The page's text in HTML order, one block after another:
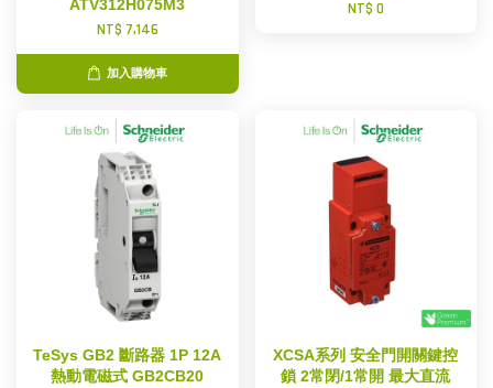
ATV312H075M3
NT$ 7,146
加入購物車
NT$ 0
TeSys GB2 斷路器 1P 12A
熱動電磁式 GB2CB20
XCSA系列 安全門開關鍵控
鎖 2常閉/1常開 最大直流